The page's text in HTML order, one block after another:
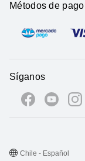
Métodos de
Síganos
Chile - Español